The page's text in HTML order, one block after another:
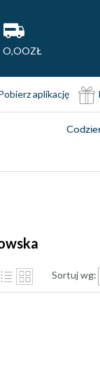
O,OOZŁ
aplikację
Sortuj wg: